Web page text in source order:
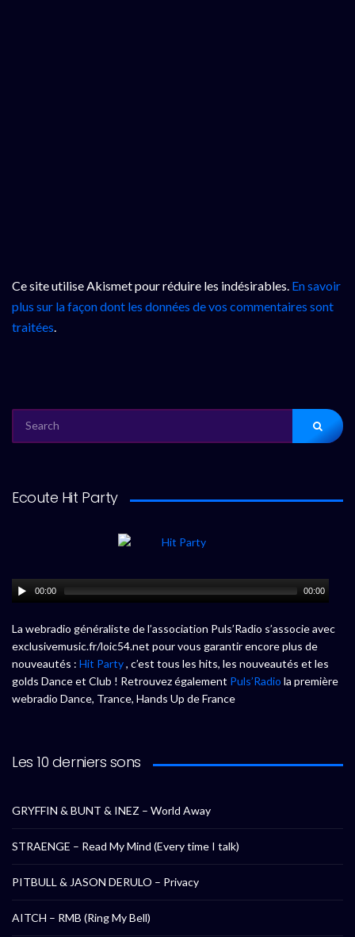
Ce site utilise Akismet pour réduire les indésirables. En savoir
plus sur la façon dont les données de vos commentaires sont
traitées.
FOR:
Ecoute Hit Party
00:00 00:00
La webradio généraliste de l’association Puls’Radio s’associe avec
exclusivemusic.fr/loic54.net pour vous garantir encore plus de
nouveautés : Hit Party, c’est tous les hits, les nouveautés et les
golds Dance et Club ! Retrouvez également Puls’Radio la première
webradio Dance, Trance, Hands Up de France
Les 10 derniers sons
GRYFFIN & BUNT & INEZ – World Away
STRAENGE – Read My Mind (Every time I talk)
PITBULL & JASON DERULO – Privacy
AITCH – RMB (Ring My Bell)